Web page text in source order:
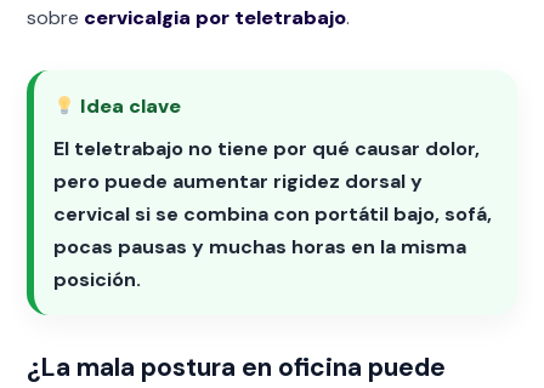
sobre cervicalgia por teletrabajo.
Idea clave
El teletrabajo no tiene por qué causar dolor,
pero puede aumentar rigidez dorsal y
cervical si se combina con portátil bajo, sofá,
pocas pausas y muchas horas en la misma
posición.
¿La mala postura en oficina puede